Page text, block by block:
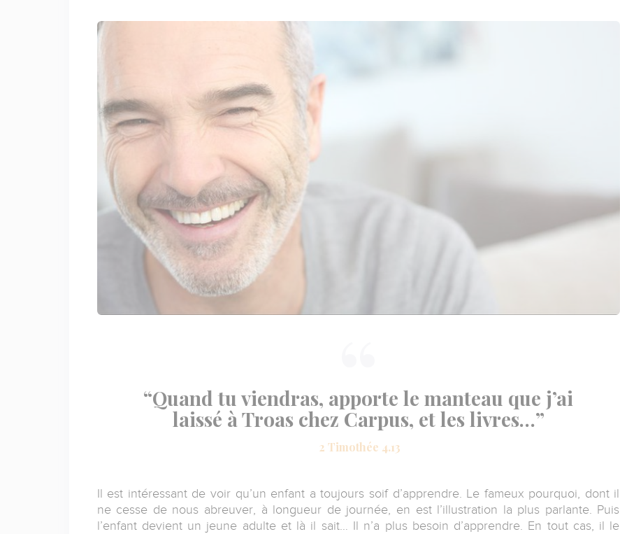
“Quand tu viendras, apporte le manteau que j’ai
laissé à Troas chez Carpus, et les livres…”
2 Timothée 4.13
Il est intéressant de voir qu’un enfant a toujours soif d’apprendre. Le fameux pourquoi, dont il
ne cesse de nous abreuver, à longueur de journée, en est l’illustration la plus parlante. Puis
l’enfant devient un jeune adulte et là il sait… Il n’a plus besoin d’apprendre. En tout cas, il le